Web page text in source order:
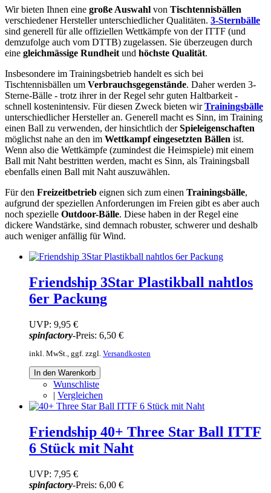
Wir bieten Ihnen eine große Auswahl von Tischtennisbällen
verschiedener Hersteller unterschiedlicher Qualitäten. 3-Sternbälle
sind generell für alle offiziellen Wettkämpfe von der ITTF (und
demzufolge auch vom DTTB) zugelassen. Sie überzeugen durch
eine gleichmässige Rundheit und höchste Qualität.
Insbesondere im Trainingsbetrieb handelt es sich bei
Tischtennisbällen um Verbrauchsgegenstände. Daher werden 3-
Sterne-Bälle - trotz ihrer in der Regel sehr guten Haltbarkeit -
schnell kostenintensiv. Für diesen Zweck bieten wirTrainingsbälle
unterschiedlicher Hersteller an. Generell macht es Sinn, im Training
einen Ball zu verwenden, der hinsichtlich derSpieleigenschaften
möglichst nahe an den im Wettkampf eingesetzten Bällen ist.
Wenn also die Wettkämpfe (zumindest die Heimspiele) mit einem
Ball mit Naht bestritten werden, macht es Sinn, als Trainingsball
ebenfalls einen Ball mit Naht auszuwählen.
Für den Freizeitbetrieb eignen sich zum einen Trainingsbälle,
aufgrund der speziellen Anforderungen im Freien gibt es aber auch
noch spezielle Outdoor-Bälle. Diese haben in der Regel eine
dickere Wandstärke, sind demnach robuster, schwerer und deshalb
auch weniger anfällig für Wind.
Friendship 3Star Plastikball nahtlos
6er Packung
UVP: 9,95 €
spinfactory-Preis: 6,50 €
inkl. MwSt., ggf. zzgl. Versandkosten
In den Warenkorb
Wunschliste
| Vergleichen
Friendship 40+ Three Star Ball ITTF
6 Stück mit Naht
UVP: 7,95 €
spinfactory-Preis: 6,00 €